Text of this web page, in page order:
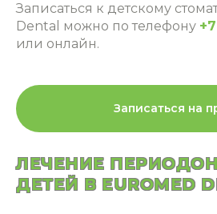
Записаться к детскому
Dental можно по телефону
или онлайн.
Записаться на
ЛЕЧЕНИЕ
ДЕТЕЙ В EUROMED